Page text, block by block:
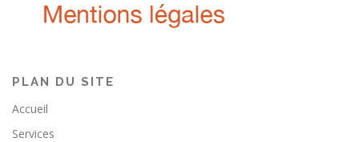
PLAN DU SITE
Accueil
Services